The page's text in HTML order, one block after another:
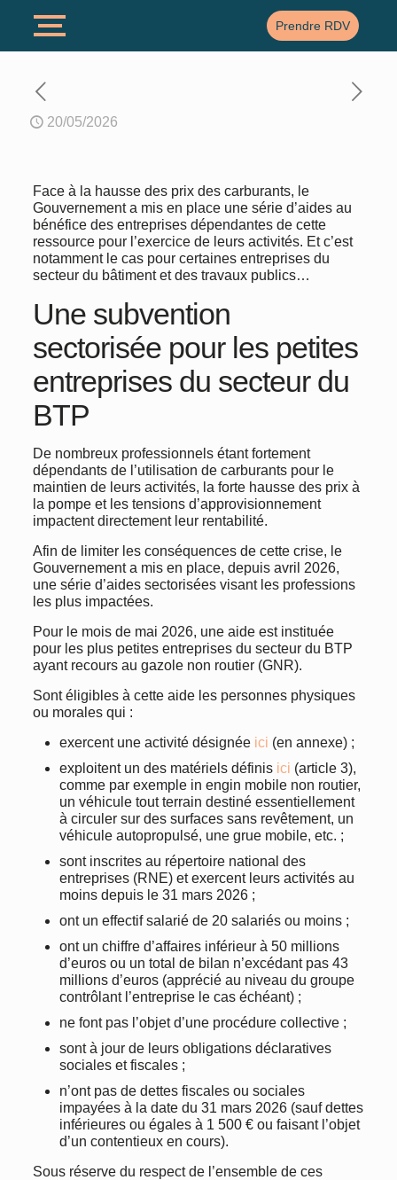
Prendre RDV
20/05/2026
Face à la hausse des prix des carburants, le
Gouvernement a mis en place une série d’aides au
bénéfice des entreprises dépendantes de cette
ressource pour l’exercice de leurs activités. Et c’est
notamment le cas pour certaines entreprises du
secteur du bâtiment et des travaux publics…
Une subvention
sectorisée pour les petites
entreprises du secteur du
BTP
De nombreux professionnels étant fortement
dépendants de l’utilisation de carburants pour le
maintien de leurs activités, la forte hausse des prix à
la pompe et les tensions d’approvisionnement
impactent directement leur rentabilité.
Afin de limiter les conséquences de cette crise, le
Gouvernement a mis en place, depuis avril 2026,
une série d’aides sectorisées visant les professions
les plus impactées.
Pour le mois de mai 2026, une aide est instituée
pour les plus petites entreprises du secteur du BTP
ayant recours au gazole non routier (GNR).
Sont éligibles à cette aide les personnes physiques
ou morales qui :
exercent une activité désignée ici (en annexe) ;
exploitent un des matériels définis ici (article 3),
comme par exemple in engin mobile non routier,
un véhicule tout terrain destiné essentiellement
à circuler sur des surfaces sans revêtement, un
véhicule autopropulsé, une grue mobile, etc. ;
sont inscrites au répertoire national des
entreprises (RNE) et exercent leurs activités au
moins depuis le 31 mars 2026 ;
ont un effectif salarié de 20 salariés ou moins ;
ont un chiffre d’affaires inférieur à 50 millions
d’euros ou un total de bilan n’excédant pas 43
millions d’euros (apprécié au niveau du groupe
contrôlant l’entreprise le cas échéant) ;
ne font pas l’objet d’une procédure collective ;
sont à jour de leurs obligations déclaratives
sociales et fiscales ;
n’ont pas de dettes fiscales ou sociales
impayées à la date du 31 mars 2026 (sauf dettes
inférieures ou égales à 1 500 € ou faisant l’objet
d’un contentieux en cours).
Sous réserve du respect de l’ensemble de ces